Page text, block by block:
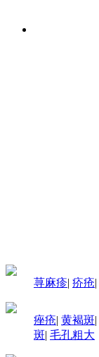
荨麻疹| 疥疮|
痤疮| 黄褐斑|
斑| 毛孔粗大